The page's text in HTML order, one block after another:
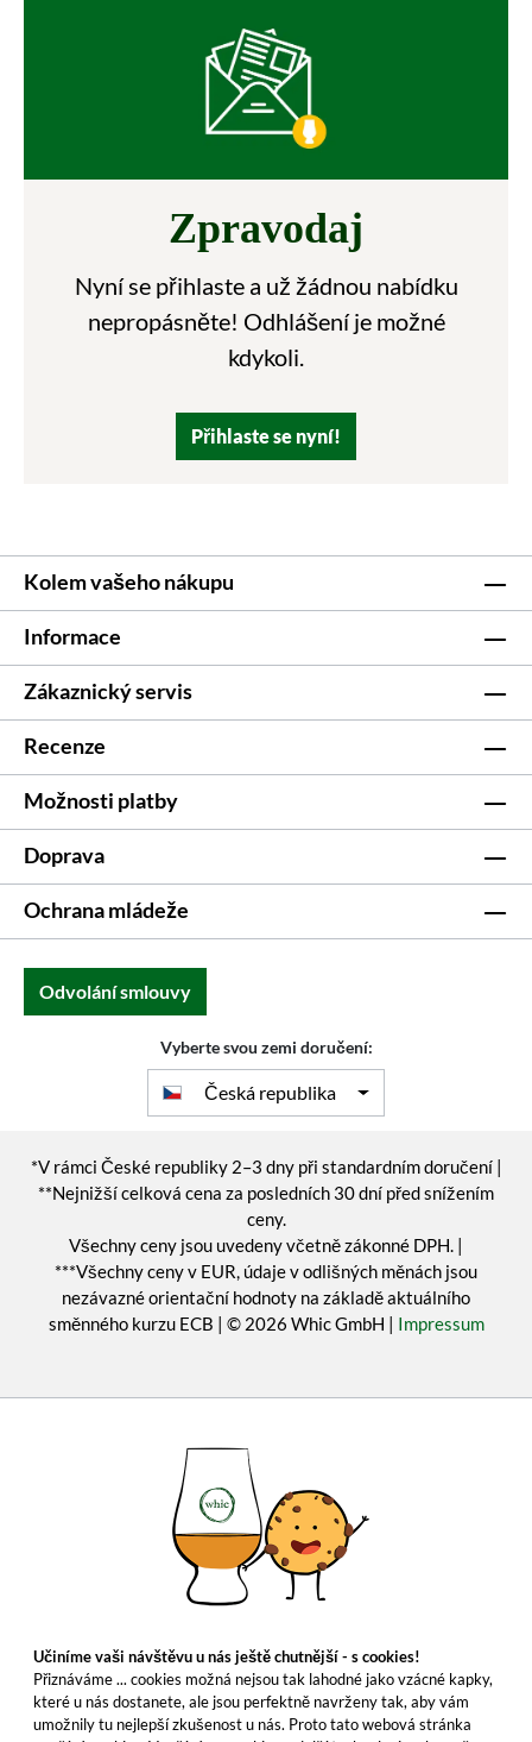
Zpravodaj
Nyní se přihlaste a už žádnou nabídku
nepropásněte! Odhlášení je možné
kdykoli.
Přihlaste se nyní!
Kolem vašeho nákupu
Informace
Zákaznický servis
Recenze
Možnosti platby
Doprava
Ochrana mládeže
Odvolání smlouvy
Vyberte svou zemi doručení:
Česká republika
*V rámci České republiky 2–3 dny při standardním doručení |
**Nejnižší celková cena za posledních 30 dní před snížením
ceny.
Všechny ceny jsou uvedeny včetně zákonné DPH. |
***Všechny ceny v EUR, údaje v odlišných měnách jsou
nezávazné orientační hodnoty na základě aktuálního
směnného kurzu ECB | © 2026 Whic GmbH | Impressum
Učiníme vaši návštěvu u nás ještě chutnější - s cookies!
Přiznáváme ... cookies možná nejsou tak lahodné jako vzácné kapky,
které u nás dostanete, ale jsou perfektně navrženy tak, aby vám
umožnily tu nejlepší zkušenost u nás. Proto tato webová stránka